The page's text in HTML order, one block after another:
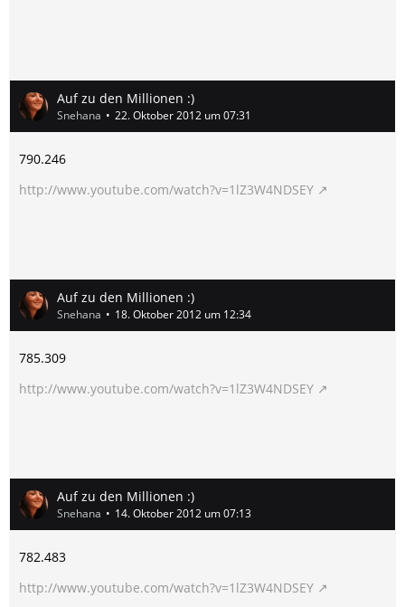
Auf zu den Millionen :)
Snehana 22. Oktober 2012 um 07:31
790.246
http://www.youtube.com/watch?v=1lZ3W4NDSEY
Auf zu den Millionen :)
Snehana 18. Oktober 2012 um 12:34
785.309
http://www.youtube.com/watch?v=1lZ3W4NDSEY
Auf zu den Millionen :)
Snehana 14. Oktober 2012 um 07:13
782.483
http://www.youtube.com/watch?v=1lZ3W4NDSEY